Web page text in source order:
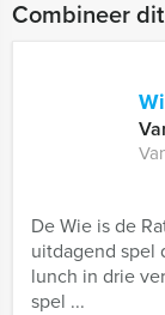
Combineer
De Wie is de
uitdagend spel
lunch in drie
spel ...